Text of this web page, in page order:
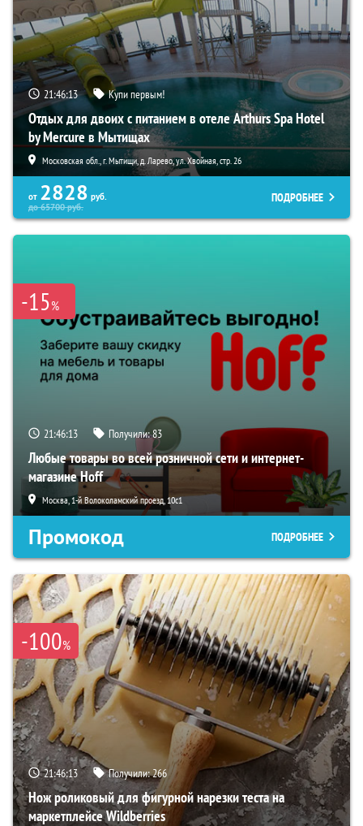
21:46:12 Купи первым!
Отдых для двоих с питанием в отеле Arthurs Spa Hotel
by Mercure в Мытищах
Московская обл., г. Мытищи, д. Ларево, ул. Хвойная, стр. 26
от 2828 руб.
до65700руб.
ПОДРОБНЕЕ
-15%
21:46:12 Получили:83
Любые товары во всей розничной сети и интернет-
магазине Hoff
Москва, 1-й Волоколамский проезд, 10с1
Промокод ПОДРОБНЕЕ
-100%
21:46:12 Получили:266
Нож роликовый для фигурной нарезки теста на
маркетплейсе Wildberries